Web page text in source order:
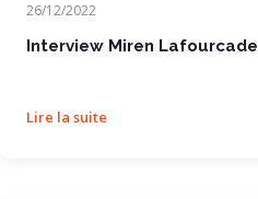
26/12/2022
Interview Miren Lafourcade
Lire la suite